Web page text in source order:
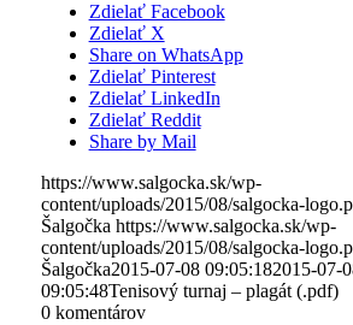
Zdielať Facebook
Zdielať X
Share on WhatsApp
Zdielať Pinterest
Zdielať LinkedIn
Zdielať Reddit
Share by Mail
https://www.salgocka.sk/wp-
content/uploads/2015/08/salgocka-
Šalgočka https://www.salgocka.sk/wp-
content/uploads/2015/08/salgocka-
Šalgočka2015-07-08 09:05:182015-07-
09:05:48Tenisový turnaj – plagát (.pdf)
0 komentárov